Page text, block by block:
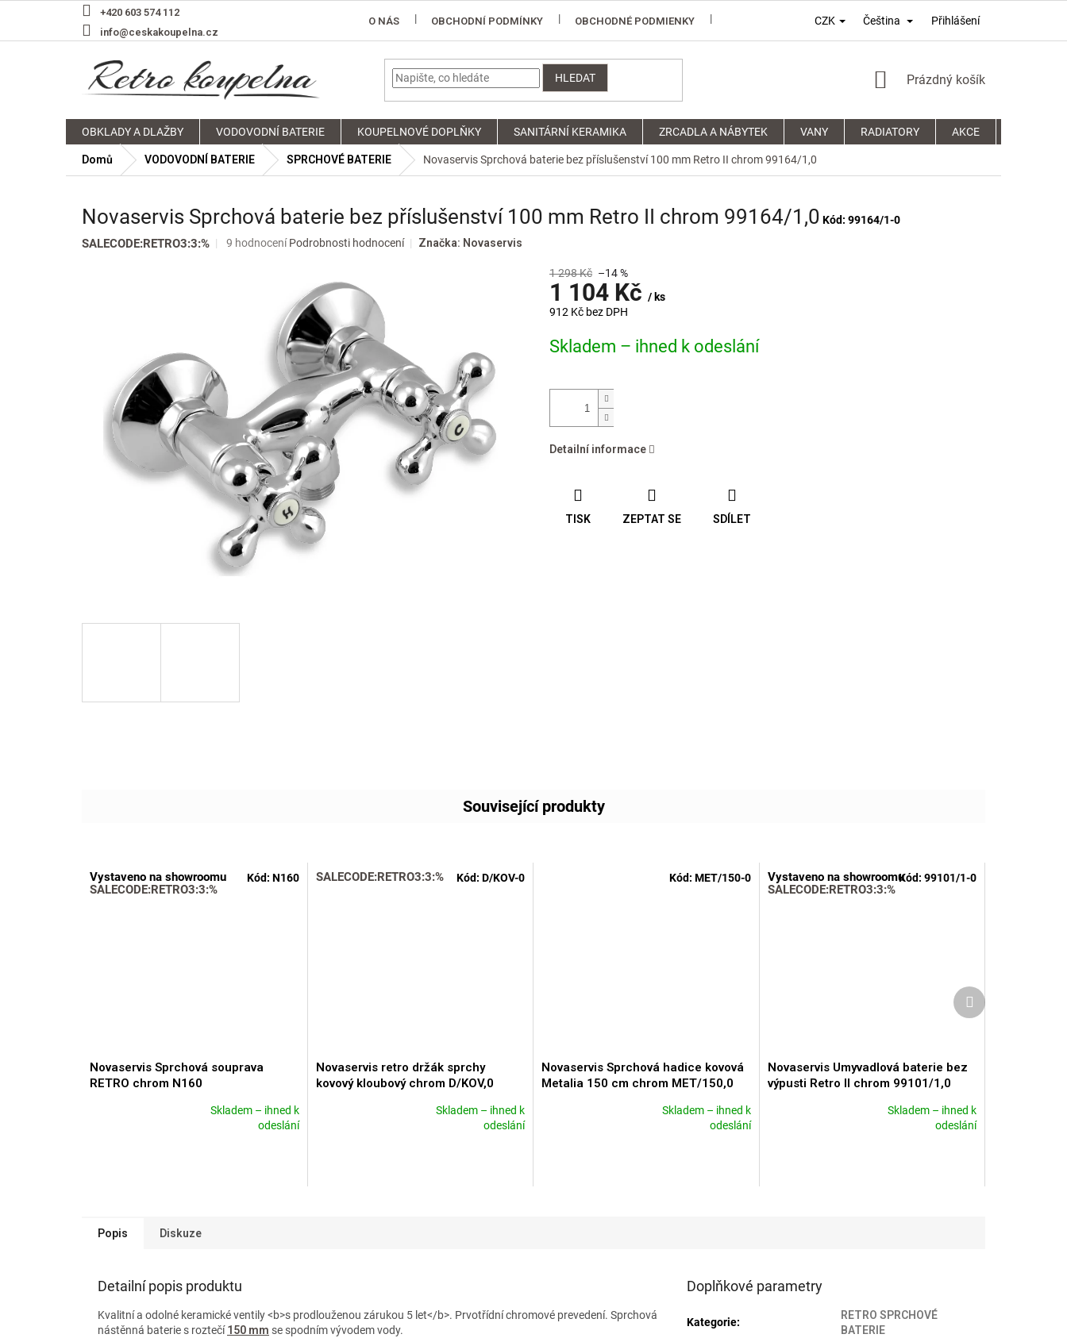
+420 603 574 112
info@ceskakoupelna.cz
O NÁS OBCHODNÍ PODMÍNKY OBCHODNÉ PODMIENKY PODMÍNKY OCHRANY OSOBNÍCH ÚDAJŮ REKLAMAČNÍ ŘÁD
CZK Čeština Přihlášení
HLEDAT
NÁKUPNÍ
Prázdný košík
OBKLADY A DLAŽBY VODOVODNÍ BATERIE KOUPELNOVÉ DOPLŇKY SANITÁRNÍ KERAMIKA ZRCADLA A NÁBYTEK VANY RADIATORY AKCE
Domů VODOVODNÍ BATERIE SPRCHOVÉ BATERIE Novaservis Sprchová baterie bez příslušenství 100 mm Retro II chrom 99164/1,0
Novaservis Sprchová baterie bez příslušenství 100 mm Retro II chrom 99164/1,0 Kód: 99164/1-0
SALECODE:RETRO3:3:%
Průměrné
hvězdiček.
9 hodnocení Podrobnosti hodnocení Značka: Novaservis
1 298 Kč –14 %
1 104 Kč / ks
912 Kč bez DPH
cena:
Skladem – ihned k odeslání
Detailní informace
TISK ZEPTAT SE SDÍLET
Související produkty
Vystaveno na showroomu
SALECODE:RETRO3:3:%
Novaservis Sprchová souprava
RETRO chrom N160
hvězdiček.
Skladem – ihned k
odeslání
Kód: N160 SALECODE:RETRO3:3:%
Novaservis retro držák sprchy
kovový kloubový chrom D/KOV,0
Skladem – ihned k
odeslání
Kód: D/KOV-0
Novaservis Sprchová hadice kovová
Metalia 150 cm chrom MET/150,0
Skladem – ihned k
odeslání
Kód: MET/150-0
Vystaveno na showroomu
SALECODE:RETRO3:3:%
Novaservis Umyvadlová baterie bez
výpusti Retro II chrom 99101/1,0
Skladem – ihned k
odeslání
Kód: 99101/1-0
Další
produkt
Popis Diskuze
Detailní popis produktu
Kvalitní a odolné keramické ventily <b>s prodlouženou zárukou 5 let</b>. Prvotřídní chromové prevedení. Sprchová
nástěnná baterie s roztečí150 mm se spodním vývodem vody.
Doplňkové parametry
Kategorie:
RETRO SPRCHOVÉ
BATERIE